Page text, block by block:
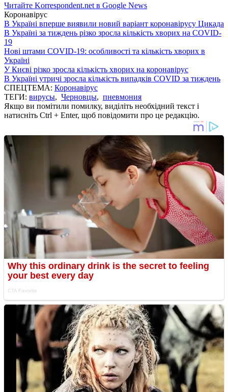
Читайте Korrespondent.net в Google News
Коронавірус
В Україні вперше виявили новий варіант коронавірусу Цикада
В Україні за тиждень різко зросла кількість хворих на COVID-
19
Нові штами COVID-19: особливості та кількість хворих в
Україні
У Києві різко зросла кількість хворих на коронавірус
В Україні утричі зросла кількість випадків COVID за тиждень
СПЕЦТЕМА: Коронавірус
ТЕГИ: вирусы, Черновцы, пневмония
Якщо ви помітили помилку, виділіть необхідний текст і
натисніть Ctrl + Enter, щоб повідомити про це редакцію.